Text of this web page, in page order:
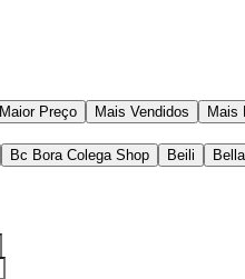
Maior Preço Mais Vendidos Mais
Bc Bora Colega Shop Beili